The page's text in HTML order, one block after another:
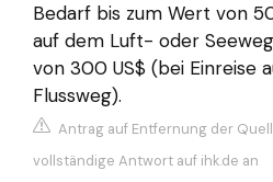
Bedarf bis zum Wert von
auf dem Luft- oder
von 300 US$ (bei Einreise
Flussweg).
Antrag auf Entfernung der
vollständige Antwort auf ihk.de an